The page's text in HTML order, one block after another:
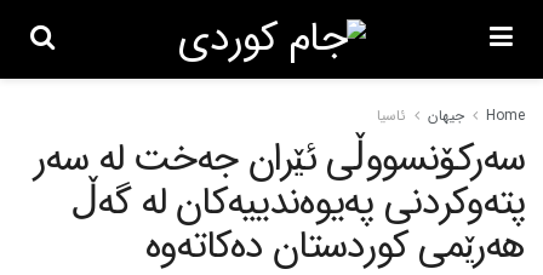
Home جیهان ئاسیا
سەرکۆنسووڵی ئێران جەخت لە سەر
پتەوکردنی پەیوەندییەکان لە گەڵ
هەرێمی کوردستان دەکاتەوە